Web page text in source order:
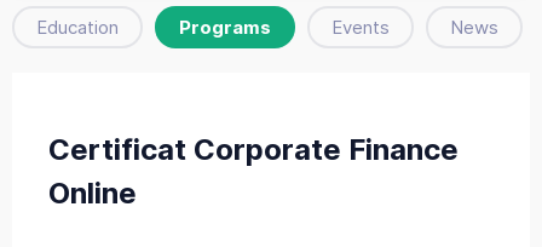
Education Programs Events News
Certificat Corporate Finance
Online